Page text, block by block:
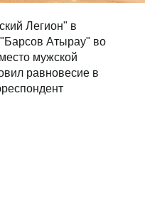
Легион" в
Атырау" во
мужской
равновесие в